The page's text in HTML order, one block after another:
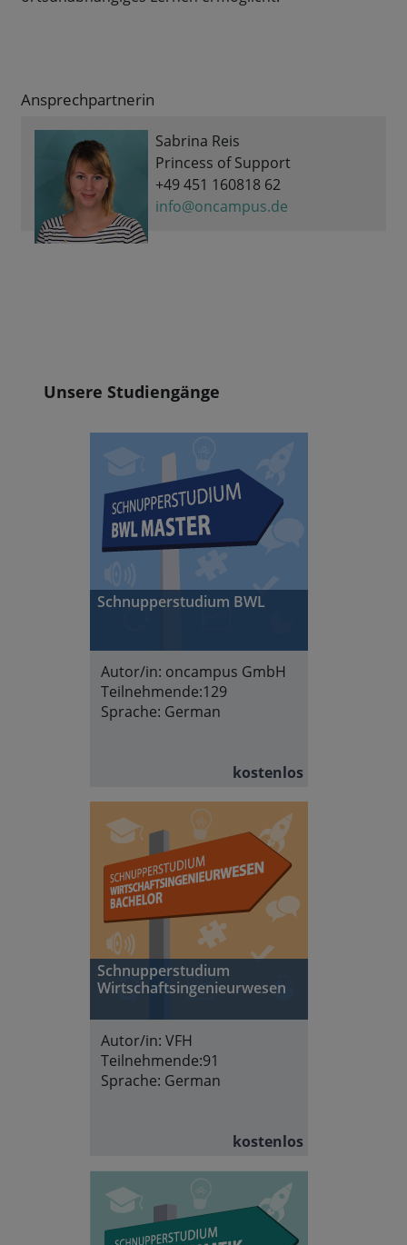
Ansprechpartnerin
Sabrina Reis
Princess of Support
+49 451 160818 62
info@oncampus.de
Unsere Studiengänge
Schnupperstudium BWL
Autor/in: oncampus GmbH
Teilnehmende:129
Sprache: German
kostenlos
Schnupperstudium
Wirtschaftsingenieurwesen
Autor/in: VFH
Teilnehmende:91
Sprache: German
kostenlos